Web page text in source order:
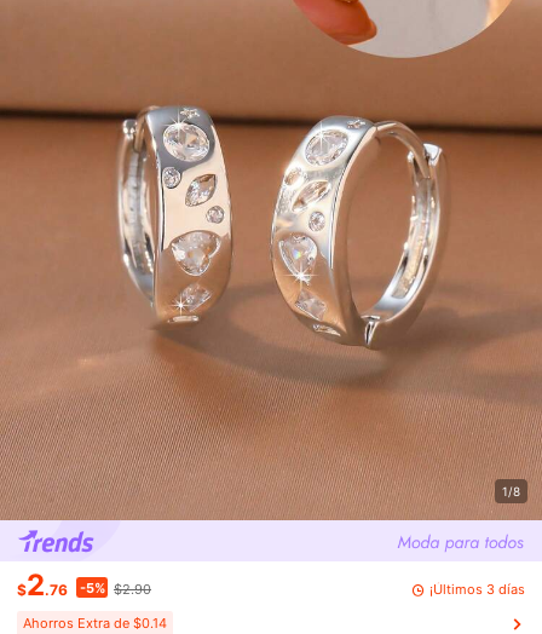
1/8
$2.76 -5% $2.90 ¡Últimos 3 días
Ahorros Extra de $0.14